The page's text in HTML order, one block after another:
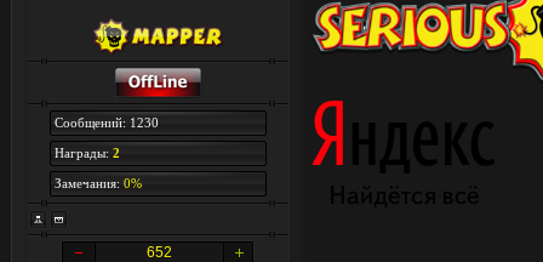
Сообщений: 1230
Награды: 2
Замечания: 0%
652